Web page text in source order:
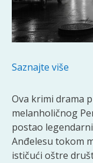
Saznajte više
Ova krimi drama
melanholičnog
postao
Anđelesu tokom
ističući oštre